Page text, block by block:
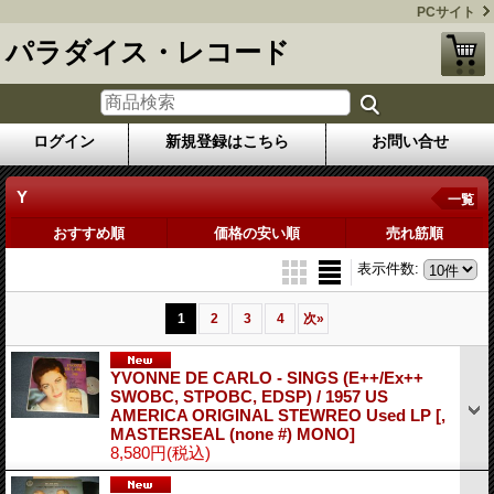
PCサイト
パラダイス・レコード
ログイン 新規登録はこちら お問い合せ
Y 一覧
おすすめ順 価格の安い順 売れ筋順
表示件数:
1 2 3 4 次»
YVONNE DE CARLO - SINGS (E++/Ex++
SWOBC, STPOBC, EDSP) / 1957 US
AMERICA ORIGINAL STEWREO Used LP [,
MASTERSEAL (none #) MONO]
8,580円(税込)